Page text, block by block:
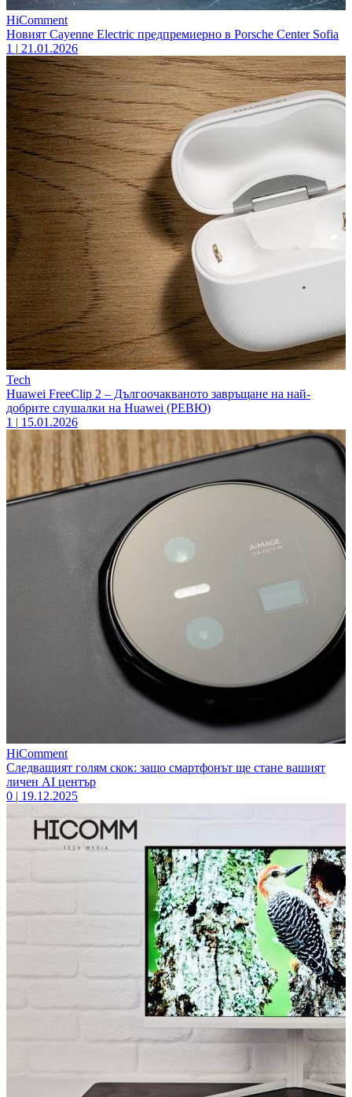
HiComment
Новият Cayenne Electric предпремиерно в Porsche Center Sofia
1 | 21.01.2026
Tech
Huawei FreeClip 2 – Дългоочакваното завръщане на най-
добрите слушалки на Huawei (РЕВЮ)
1 | 15.01.2026
HiComment
Следващият голям скок: защо смартфонът ще стане вашият
личен AI център
0 | 19.12.2025